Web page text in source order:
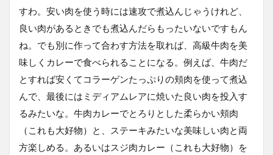
すわ。安い肉を使う時には速攻で煮込んじゃうけれど、
良い肉があるときでも煮込んだらもったいないですもん
ね。でも別に作って合わす方法を取れば、高級牛肉を美
味しくカレーで食べられることになる。例えば、牛肉だ
とすれば安くてコラーゲンたっぷりの頬肉を使って煮込
んで、最後にはミディアムレアに焼いた良い肉を投入す
るみたいな。牛肉カレーでとろりとした柔らかい頬肉
（これも大好物）と、ステーキみたいな美味しい肉と両
方楽しめる。あるいはスジ肉カレー（これも大好物）を